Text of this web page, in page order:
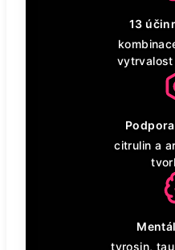
13
vytrvalost
citrulin a
tyrosin,